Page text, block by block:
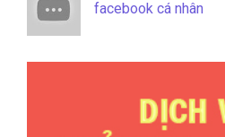
facebook cá nhân